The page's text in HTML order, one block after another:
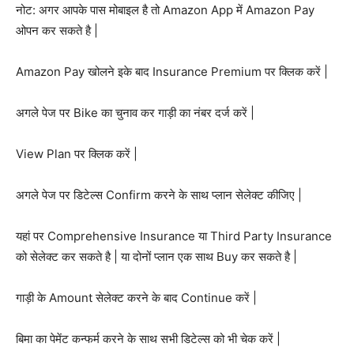
नोट: अगर आपके पास मोबाइल है तो Amazon App में Amazon Pay
ओपन कर सकते है |
Amazon Pay खोलने इके बाद Insurance Premium पर क्लिक करें |
अगले पेज पर Bike का चुनाव कर गाड़ी का नंबर दर्ज करें |
View Plan पर क्लिक करें |
अगले पेज पर डिटेल्स Confirm करने के साथ प्लान सेलेक्ट कीजिए |
यहां पर Comprehensive Insurance या Third Party Insurance
को सेलेक्ट कर सकते है | या दोनों प्लान एक साथ Buy कर सकते है |
गाड़ी के Amount सेलेक्ट करने के बाद Continue करें |
बिमा का पेमेंट कन्फर्म करने के साथ सभी डिटेल्स को भी चेक करें |